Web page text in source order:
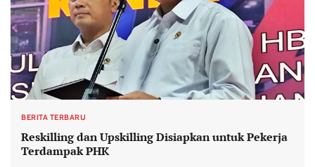
BERITA TERBARU
Reskilling dan Upskilling Disiapkan untuk Pekerja
Terdampak PHK